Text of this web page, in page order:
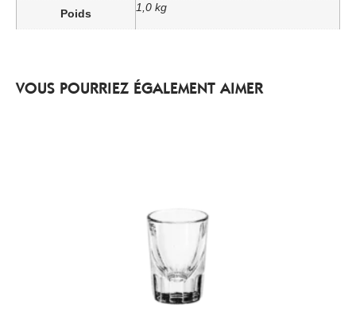
Poids 1,0 kg
VOUS POURRIEZ ÉGALEMENT AIMER